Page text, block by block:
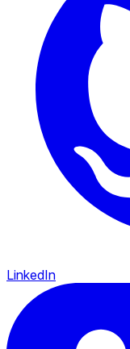
LinkedIn